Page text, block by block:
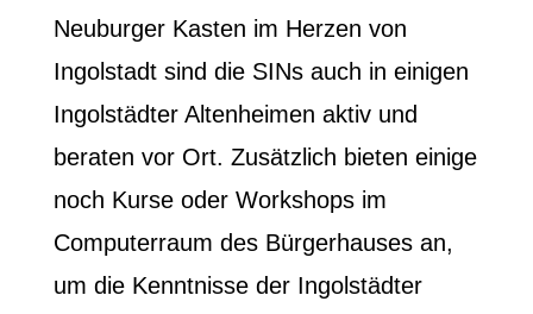
Neuburger Kasten im Herzen von
Ingolstadt sind die SINs auch in einigen
Ingolstädter Altenheimen aktiv und
beraten vor Ort. Zusätzlich bieten einige
noch Kurse oder Workshops im
Computerraum des Bürgerhauses an,
um die Kenntnisse der Ingolstädter